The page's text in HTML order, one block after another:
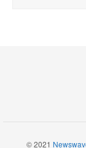
© 2021